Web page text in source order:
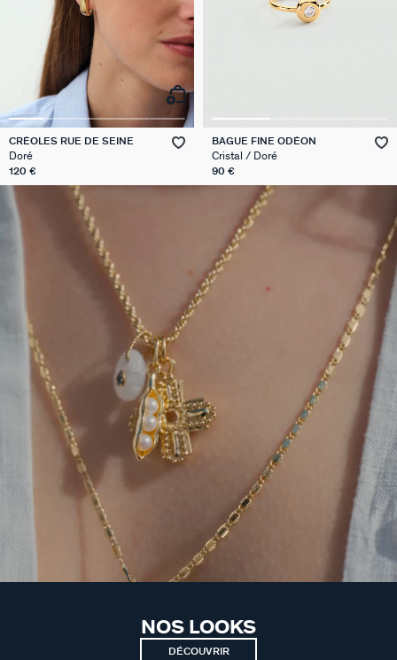
CRÉOLES RUE DE SEINE
Doré
120 €
BAGUE FINE ODÉON
Cristal / Doré
90 €
NOS LOOKS
DÉCOUVRIR